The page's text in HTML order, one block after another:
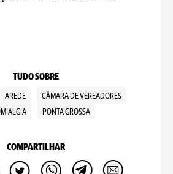
TUDO SOBRE
AREDE
CÂMARA DE VEREADORES
PONTA GROSSA
COMPARTILHAR